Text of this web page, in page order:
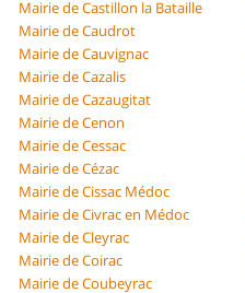
Mairie de Castillon la Bataille
Mairie de Caudrot
Mairie de Cauvignac
Mairie de Cazalis
Mairie de Cazaugitat
Mairie de Cenon
Mairie de Cessac
Mairie de Cézac
Mairie de Cissac Médoc
Mairie de Civrac en Médoc
Mairie de Cleyrac
Mairie de Coirac
Mairie de Coubeyrac